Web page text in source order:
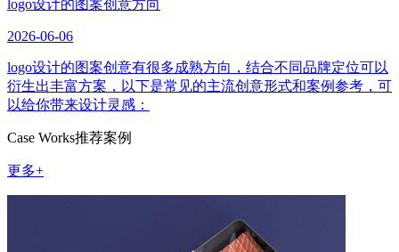
logo设计的图案创意方向
2026-06-06
logo设计的图案创意有很多成熟方向，结合不同品牌定位可以
衍生出丰富方案，以下是常见的主流创意形式和案例参考，可
以给你带来设计灵感：
Case Works推荐案例
更多+